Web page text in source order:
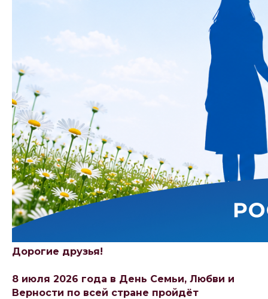
Дорогие друзья!
8 июля 2026 года в День Семьи, Любви и
Верности по всей стране пройдёт